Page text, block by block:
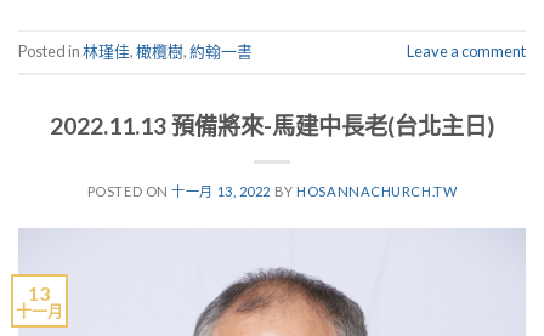
Posted in林瑾佳,橄欖樹,約翰一書 Leave a comment
2022.11.13 預備將來-馬建中長老(台北主日)
POSTED ON十一月 13, 2022 BYHOSANNACHURCH.TW
13
十一月